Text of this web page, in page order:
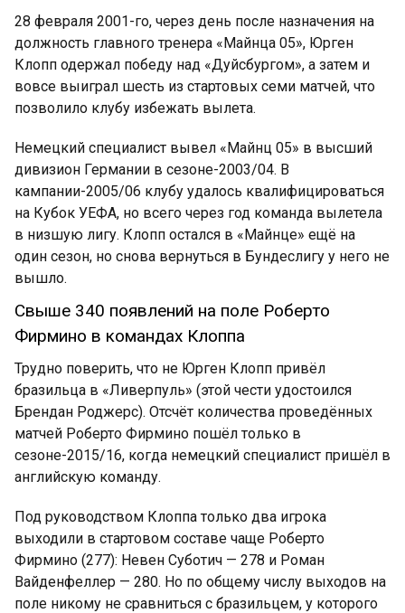
28 февраля 2001-го, через день после назначения на
должность главного тренера «Майнца 05», Юрген
Клопп одержал победу над «Дуйсбургом», а затем и
вовсе выиграл шесть из стартовых семи матчей, что
позволило клубу избежать вылета.
Немецкий специалист вывел «Майнц 05» в высший
дивизион Германии в сезоне-2003/04. В
кампании-2005/06 клубу удалось квалифицироваться
на Кубок УЕФА, но всего через год команда вылетела
в низшую лигу. Клопп остался в «Майнце» ещё на
один сезон, но снова вернуться в Бундеслигу у него не
вышло.
Свыше 340 появлений на поле Роберто
Фирмино в командах Клоппа
Трудно поверить, что не Юрген Клопп привёл
бразильца в «Ливерпуль» (этой чести удостоился
Брендан Роджерс). Отсчёт количества проведённых
матчей Роберто Фирмино пошёл только в
сезоне-2015/16, когда немецкий специалист пришёл в
английскую команду.
Под руководством Клоппа только два игрока
выходили в стартовом составе чаще Роберто
Фирмино (277): Невен Суботич — 278 и Роман
Вайденфеллер — 280. Но по общему числу выходов на
поле никому не сравниться с бразильцем, у которого